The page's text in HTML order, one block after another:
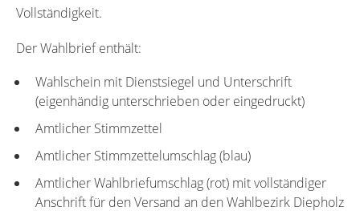
Vollständigkeit.
Der Wahlbrief enthält:
Wahlschein mit Dienstsiegel und Unterschrift
(eigenhändig unterschrieben oder eingedruckt)
Amtlicher Stimmzettel
Amtlicher Stimmzettelumschlag (blau)
Amtlicher Wahlbriefumschlag (rot) mit vollständiger
Anschrift für den Versand an den Wahlbezirk Diepholz